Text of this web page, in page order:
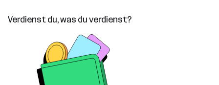
Verdienst du, was du verdienst?